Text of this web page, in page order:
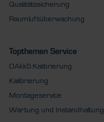
Qualitätssicherung
Raumluftüberwachung
Topthemen Service
DAkkS Kalibrierung
Kalibrierung
Montageservice
Wartung und Instandhaltung